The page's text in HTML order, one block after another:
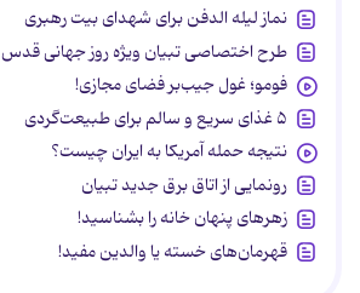
نماز لیله الدفن برای شهدای بیت رهبری
طرح اختصاصی تبیان ویژه روز جهانی قدس
فومو؛ غول جیب‌بر فضای مجازی!
۵ غذای سریع و سالم برای طبیعت‌گردی
نتیجه حمله آمریکا به ایران چیست؟
رونمایی از اتاق برق جدید تبیان
زهرهای پنهان خانه را بشناسید!
قهرمان‌های خسته یا والدین مفید!